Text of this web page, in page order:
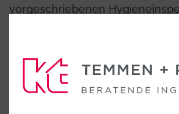
vorgeschriebenen
Auswertung der Ergebnisse bis
Optimierungsberatung.